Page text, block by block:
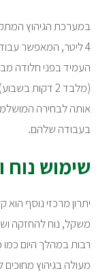
במערכת הגיהוץ
4 ליטר, המאפשר
העמיד בפני חלודה
(מלבד 2 דקות
אותה לבחירה
בעבודה שלהם.
שימוש נוח
יתרון מרכזי נוסף
משקל, נוח להחזקה
רבות במהלך היום
מעולה בגיהוץ